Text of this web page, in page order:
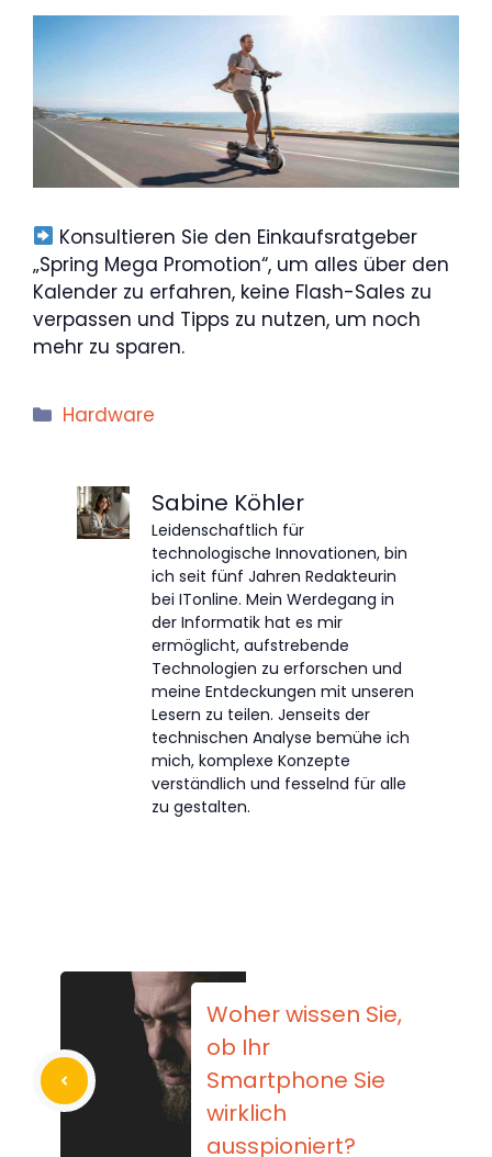
Konsultieren Sie den Einkaufsratgeber
„Spring Mega Promotion“, um alles über den
Kalender zu erfahren, keine Flash-Sales zu
verpassen und Tipps zu nutzen, um noch
mehr zu sparen.
Kategorien
Hardware
Sabine Köhler
Leidenschaftlich für
technologische Innovationen, bin
ich seit fünf Jahren Redakteurin
bei ITonline. Mein Werdegang in
der Informatik hat es mir
ermöglicht, aufstrebende
Technologien zu erforschen und
meine Entdeckungen mit unseren
Lesern zu teilen. Jenseits der
technischen Analyse bemühe ich
mich, komplexe Konzepte
verständlich und fesselnd für alle
zu gestalten.
Woher wissen Sie,
ob Ihr
Smartphone Sie
wirklich
ausspioniert?